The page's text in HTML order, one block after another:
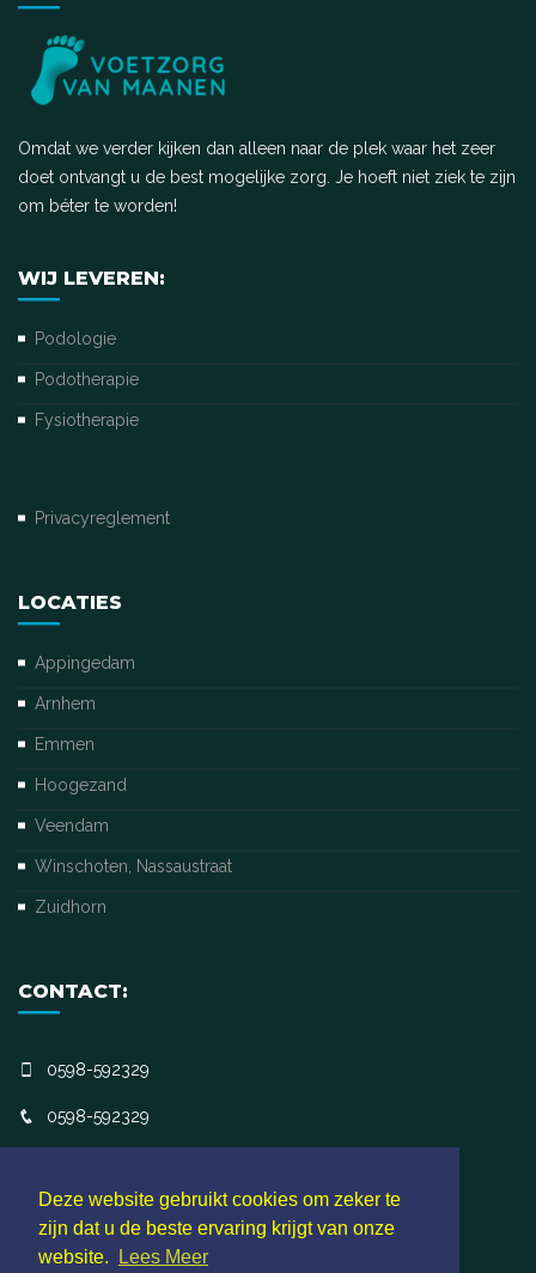
Deze website gebruikt cookies om zeker te
zijn dat u de beste ervaring krijgt van onze
website.
Lees Meer
Omdat we verder kijken dan alleen naar de plek waar het zeer
doet ontvangt u de best mogelijke zorg. Je hoeft niet ziek te zijn
om béter te worden!
WIJ LEVEREN:
Podologie
Podotherapie
Fysiotherapie
Privacyreglement
LOCATIES
Appingedam
Arnhem
Emmen
Hoogezand
Veendam
Winschoten, Nassaustraat
Zuidhorn
CONTACT:
0598-592329
0598-592329